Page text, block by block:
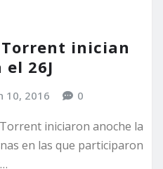
inician
26J
10, 2016 0
iniciaron anoche la
en las que participaron